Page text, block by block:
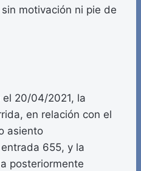
motivación ni pie de
20/04/2021, la
en relación con el
asiento
655, y la
posteriormente